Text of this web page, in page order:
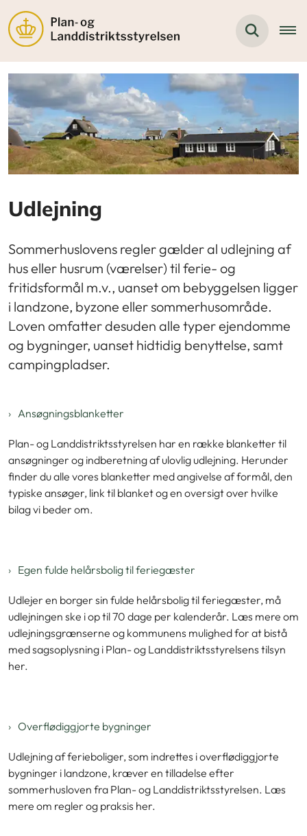
Udlejning
Sommerhuslovens regler gælder al udlejning af
hus eller husrum (værelser) til ferie- og
fritidsformål m.v., uanset om bebyggelsen ligger
i landzone, byzone eller sommerhusområde.
Loven omfatter desuden alle typer ejendomme
og bygninger, uanset hidtidig benyttelse, samt
campingpladser.
Ansøgningsblanketter
Plan- og Landdistriktsstyrelsen har en række blanketter til
ansøgninger og indberetning af ulovlig udlejning. Herunder
finder du alle vores blanketter med angivelse af formål, den
typiske ansøger, link til blanket og en oversigt over hvilke
bilag vi beder om.
Egen fulde helårsbolig til feriegæster
Udlejer en borger sin fulde helårsbolig til feriegæster, må
udlejningen ske i op til 70 dage per kalenderår. Læs mere om
udlejningsgrænserne og kommunens mulighed for at bistå
med sagsoplysning i Plan- og Landdistriktsstyrelsens tilsyn
her.
Overflødiggjorte bygninger
Udlejning af ferieboliger, som indrettes i overflødiggjorte
bygninger i landzone, kræver en tilladelse efter
sommerhusloven fra Plan- og Landdistriktsstyrelsen. Læs
mere om regler og praksis her.